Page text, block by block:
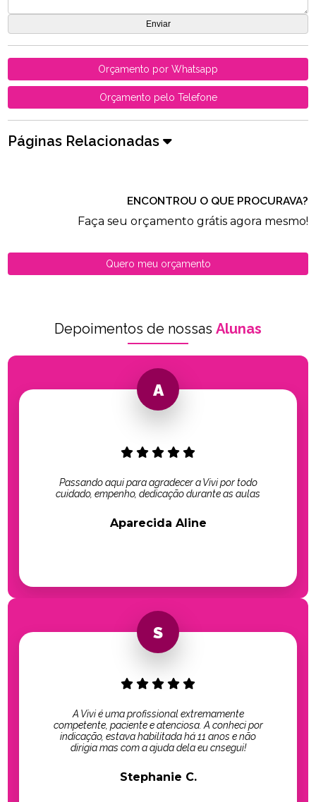
Orçamento por Whatsapp
Orçamento pelo Telefone
Páginas Relacionadas
ENCONTROU O QUE PROCURAVA?
Faça seu orçamento grátis agora mesmo!
Quero meu orçamento
Depoimentos de nossas Alunas
Passando aqui para agradecer a Vivi por todo
cuidado, empenho, dedicação durante as aulas
Aparecida Aline
A Vivi é uma profissional extremamente
competente, paciente e atenciosa. A conheci por
indicação, estava habilitada há 11 anos e não
dirigia mas com a ajuda dela eu cnsegui!
Stephanie C.